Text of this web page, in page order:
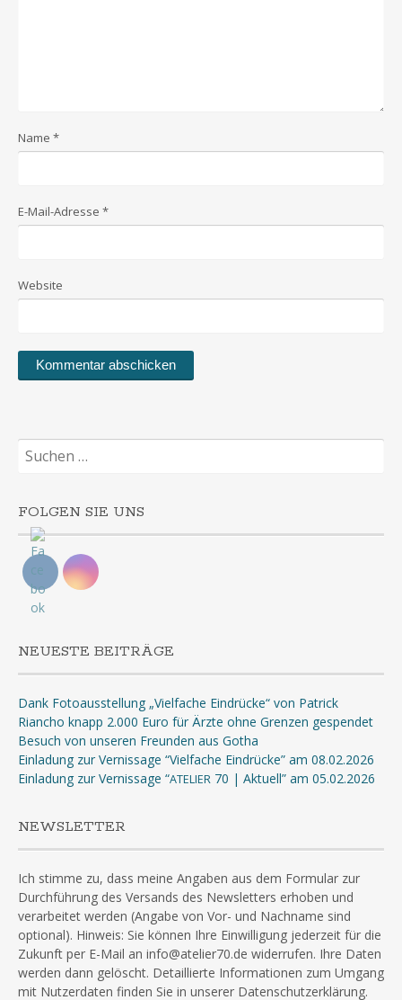
Name *
E-Mail-Adresse *
Website
Suchen
nach:
FOLGEN SIE UNS
NEUESTE BEITRÄGE
Dank Fotoausstellung „Vielfache Eindrücke“ von Patrick
Riancho knapp 2.000 Euro für Ärzte ohne Grenzen gespendet
Besuch von unseren Freunden aus Gotha
Einladung zur Vernissage “Vielfache Eindrücke” am 08.02.2026
Einladung zur Vernissage “ATELIER 70 | Aktuell” am 05.02.2026
NEWSLETTER
Ich stimme zu, dass meine Angaben aus dem Formular zur
Durchführung des Versands des Newsletters erhoben und
verarbeitet werden (Angabe von Vor- und Nachname sind
optional). Hinweis: Sie können Ihre Einwilligung jederzeit für die
Zukunft per E-Mail an info@atelier70.de widerrufen. Ihre Daten
werden dann gelöscht. Detaillierte Informationen zum Umgang
mit Nutzerdaten finden Sie in unserer Datenschutzerklärung.